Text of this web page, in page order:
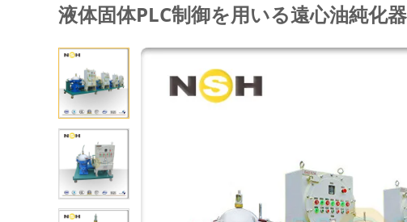
液体固体PLC制御を用いる遠心油純化